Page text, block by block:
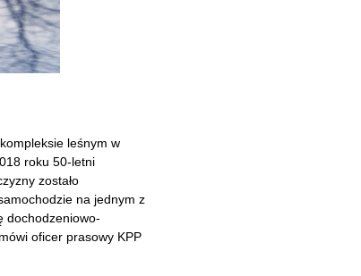
leśnym w
roku 50-letni
zostało
na jednym z
dochodzeniowo-
oficer prasowy KPP